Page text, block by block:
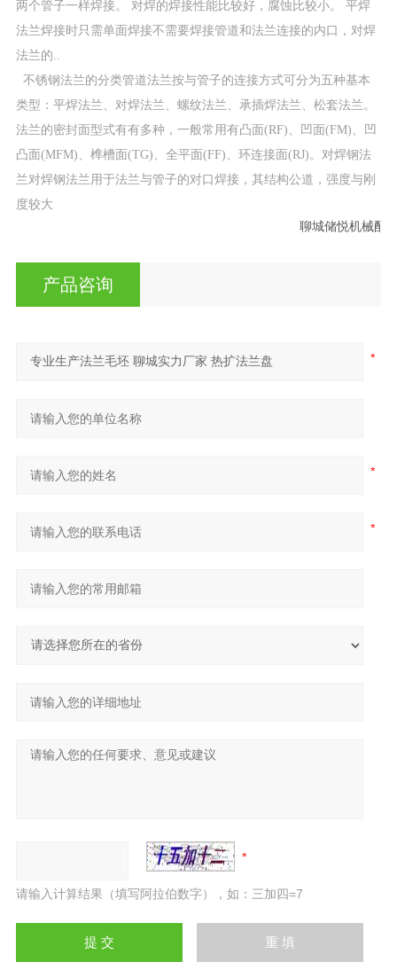
两个管子一样焊接。 对焊的焊接性能比较好，腐蚀比较小。 平焊
法兰焊接时只需单面焊接不需要焊接管道和法兰连接的内口，对焊
法兰的..
不锈钢法兰的分类管道法兰按与管子的连接方式可分为五种基本
类型：平焊法兰、对焊法兰、螺纹法兰、承插焊法兰、松套法兰。
法兰的密封面型式有有多种，一般常用有凸面(RF)、凹面(FM)、凹
凸面(MFM)、榫槽面(TG)、全平面(FF)、环连接面(RJ)。对焊钢法
兰对焊钢法兰用于法兰与管子的对口焊接，其结构公道，强度与刚
度较大
产品咨询
请输入计算结果（填写阿拉伯数字），如：三加四=7